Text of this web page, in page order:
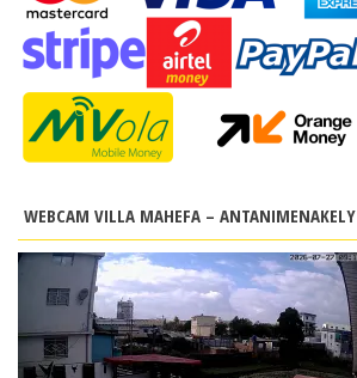
WEBCAM VILLA MAHEFA – ANTANIMENAKELY